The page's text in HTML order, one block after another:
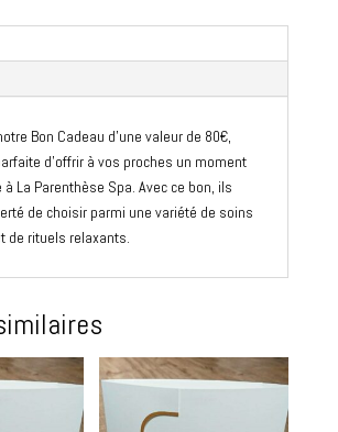
Bon Cadeau d'une valeur de 80€,
d'offrir à vos proches un moment
La Parenthèse Spa. Avec ce bon, ils
de choisir parmi une variété de soins
de rituels relaxants.